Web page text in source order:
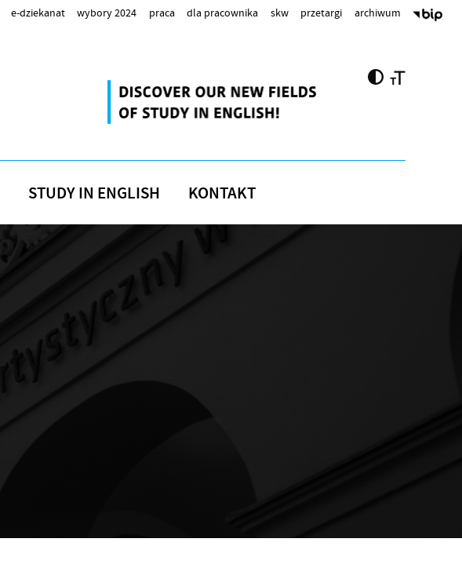
e-dziekanat wybory 2024 praca dla pracownika skw przetargi archiwum
STUDY IN ENGLISH KONTAKT